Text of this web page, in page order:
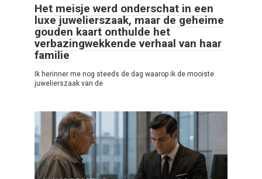
Het meisje werd onderschat in een
luxe juwelierszaak, maar de geheime
gouden kaart onthulde het
verbazingwekkende verhaal van haar
familie
Ik herinner me nog steeds de dag waarop ik de mooiste
juwelierszaak van de